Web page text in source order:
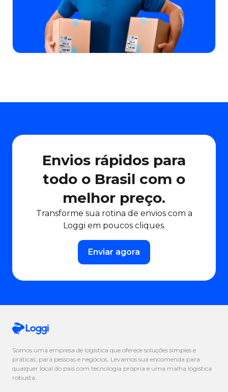
Envios rápidos para
todo o Brasil com o
melhor preço.
Transforme sua rotina de envios com a
Loggi em poucos cliques.
Enviar agora
Somos uma empresa de logística que oferece soluções simples e
práticas, para pessoas e negócios. Levamos sua encomenda para
qualquer local do país com tecnologia própria e uma malha logística
robusta.